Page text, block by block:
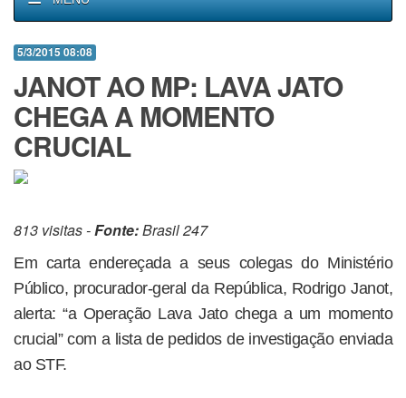
5/3/2015 08:08
JANOT AO MP: LAVA JATO
CHEGA A MOMENTO
CRUCIAL
813 visitas -Fonte:Brasil 247
Em carta endereçada a seus colegas do Ministério
Público, procurador-geral da República, Rodrigo Janot,
alerta: “a Operação Lava Jato chega a um momento
crucial” com a lista de pedidos de investigação enviada
ao STF.